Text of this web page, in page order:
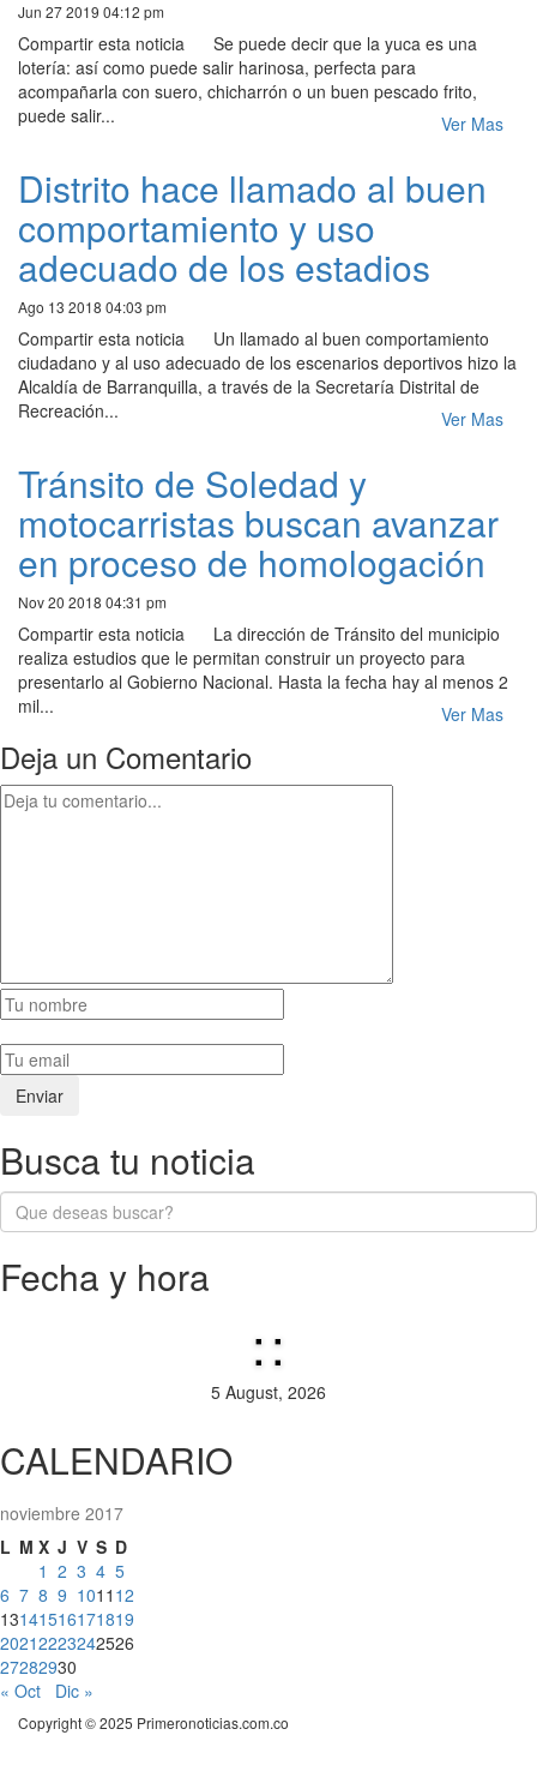
Jun 27 2019 04:12 pm
Compartir esta noticia Se puede decir que la yuca es una
lotería: así como puede salir harinosa, perfecta para
acompañarla con suero, chicharrón o un buen pescado frito,
puede salir...
Ver Mas
Distrito hace llamado al buen
comportamiento y uso
adecuado de los estadios
Ago 13 2018 04:03 pm
Compartir esta noticia Un llamado al buen comportamiento
ciudadano y al uso adecuado de los escenarios deportivos hizo la
Alcaldía de Barranquilla, a través de la Secretaría Distrital de
Recreación...
Ver Mas
Tránsito de Soledad y
motocarristas buscan avanzar
en proceso de homologación
Nov 20 2018 04:31 pm
Compartir esta noticia La dirección de Tránsito del municipio
realiza estudios que le permitan construir un proyecto para
presentarlo al Gobierno Nacional. Hasta la fecha hay al menos 2
mil...
Ver Mas
Deja un Comentario
Busca tu noticia
Fecha y hora
::
5 August, 2026
CALENDARIO
noviembre 2017
L M X J V S D
1 2 3 4 5
6 7 8 9 1011 12
13141516171819
20212223242526
27282930
« Oct
Dic »
Copyright © 2025 Primeronoticias.com.co